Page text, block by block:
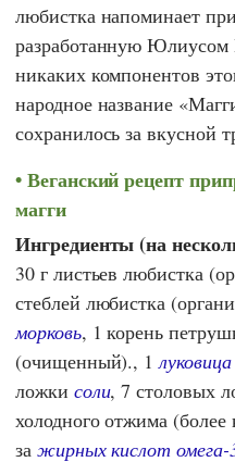
любистка напоминает
разработаннуюЮлиусом
никаких компонентов
народное название
сохранилось за вкусной
Веганский рецепт
магги
Ингредиенты (на
30 г листьев любистка
стеблей любистка
морковь, 1 корень
(очищенный)., 1луковица
ложки соли, 7 столовых
холодного отжима
за жирных кислот омега-